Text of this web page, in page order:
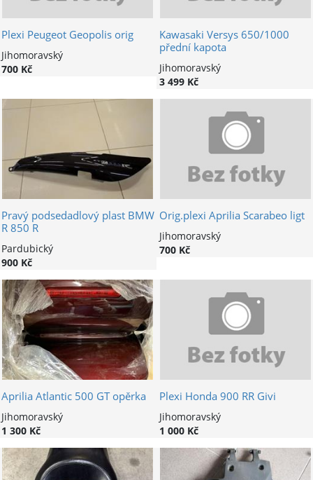
Plexi Peugeot Geopolis orig
Jihomoravský
700 Kč
Kawasaki Versys 650/1000
přední kapota
Jihomoravský
3 499 Kč
Pravý podsedadlový plast BMW
R 850 R
Pardubický
900 Kč
Orig.plexi Aprilia Scarabeo ligt
Jihomoravský
700 Kč
Aprilia Atlantic 500 GT opěrka
Jihomoravský
1 300 Kč
Plexi Honda 900 RR Givi
Jihomoravský
1 000 Kč